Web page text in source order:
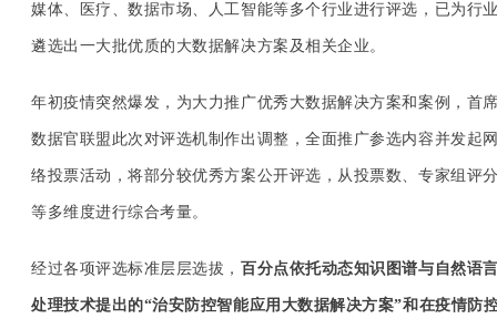
媒体、医疗、数据市场、人工智能等多个行业进行评选，已为行
遴选出一大批优质的大数据解决方案及相关企业。
年初疫情突然爆发，为大力推广优秀大数据解决方案和案例，首
数据官联盟此次对评选机制作出调整，全面推广参选内容并发起
络投票活动，将部分较优秀方案公开评选，从投票数、专家组评
等多维度进行综合考量。
经过各项评选标准层层选拔，百分点依托动态知识图谱与自然语
处理技术提出的“治安防控智能应用大数据解决方案”和在疫情防